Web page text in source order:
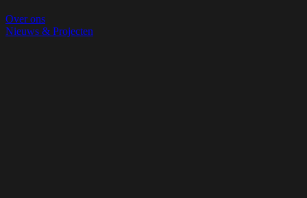
Over ons
Nieuws & Projecten